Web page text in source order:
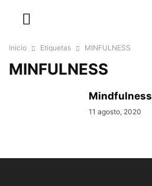
Inicio Etiquetas MINFULNESS
MINFULNESS
Mindfulness
11 agosto, 2020